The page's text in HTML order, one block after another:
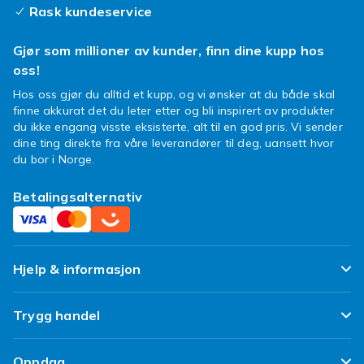
Rask kundeservice
Gjør som millioner av kunder, finn dine kupp hos
oss!
Hos oss gjør du alltid et kupp, og vi ønsker at du både skal
finne akkurat det du leter etter og bli inspirert av produkter
du ikke engang visste eksisterte, alt til en god pris. Vi sender
dine ting direkte fra våre leverandører til deg, uansett hvor
du bor i Norge.
Betalingsalternativ
Hjelp & informasjon
Ofte stilte spørsmål
Spor pakken min
Trygg handel
Fornøyd kunde-løfte